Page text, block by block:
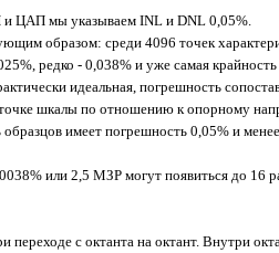
ЦАП мы указываем INL и DNL 0,05%.
образом: среди 4096 точек
редко - 0,038% и уже самая крайность
идеальная, погрешность
шкалы по отношению к опорному
образцов имеет погрешность 0,05% и
или 2,5 МЗР могут появиться до 16
переходе с октанта на октант. Внутри